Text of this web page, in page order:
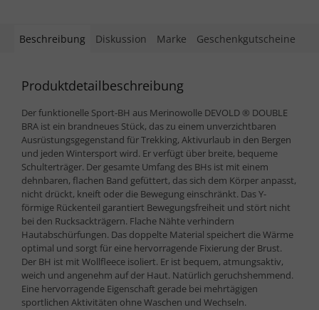
Beschreibung Diskussion Marke Geschenkgutscheine
Produktdetailbeschreibung
Der funktionelle Sport-BH aus Merinowolle DEVOLD ® DOUBLE
BRA ist ein brandneues Stück, das zu einem unverzichtbaren
Ausrüstungsgegenstand für Trekking, Aktivurlaub in den Bergen
und jeden Wintersport wird. Er verfügt über breite, bequeme
Schulterträger. Der gesamte Umfang des BHs ist mit einem
dehnbaren, flachen Band gefüttert, das sich dem Körper anpasst,
nicht drückt, kneift oder die Bewegung einschränkt. Das Y-
förmige Rückenteil garantiert Bewegungsfreiheit und stört nicht
bei den Rucksackträgern. Flache Nähte verhindern
Hautabschürfungen. Das doppelte Material speichert die Wärme
optimal und sorgt für eine hervorragende Fixierung der Brust.
Der BH ist mit Wollfleece isoliert. Er ist bequem, atmungsaktiv,
weich und angenehm auf der Haut. Natürlich geruchshemmend.
Eine hervorragende Eigenschaft gerade bei mehrtägigen
sportlichen Aktivitäten ohne Waschen und Wechseln.